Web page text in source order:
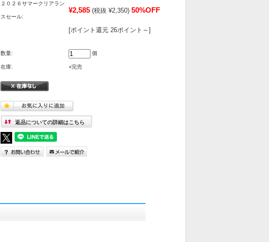
２０２６サマークリアラン
スセール:
¥2,585 (税抜 ¥2,350) 50%OFF
[ポイント還元 26ポイント～]
数量: 個
在庫: ×完売
返品についての詳細はこちら